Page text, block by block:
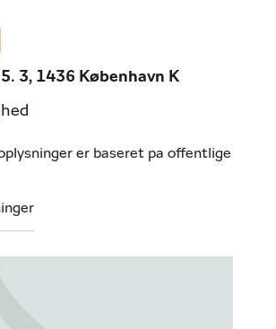
3, 1436 København K
er baseret pa offentlige